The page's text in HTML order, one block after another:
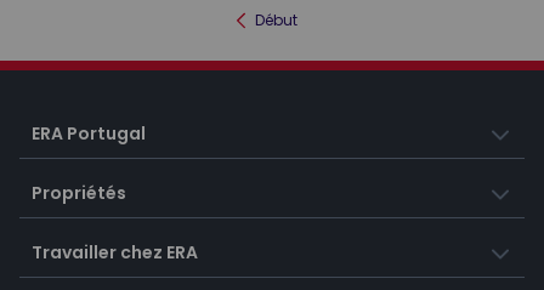
Début
ERA Portugal
Propriétés
Travailler chez ERA